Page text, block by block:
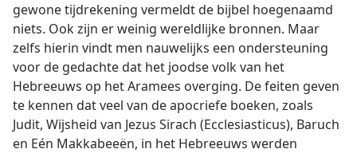
gewone tijdrekening vermeldt de bijbel hoegenaamd
niets. Ook zijn er weinig wereldlijke bronnen. Maar
zelfs hierin vindt men nauwelijks een ondersteuning
voor de gedachte dat het joodse volk van het
Hebreeuws op het Aramees overging. De feiten geven
te kennen dat veel van de apocriefe boeken, zoals
Judit, Wijsheid van Jezus Sirach (Ecclesiasticus), Baruch
en Eén Makkabeeën, in het Hebreeuws werden